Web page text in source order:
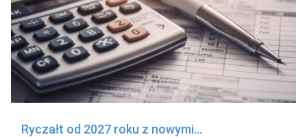
Ryczałt od 2027 roku z nowymi...